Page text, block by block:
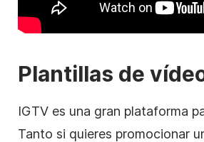
Plantillas de
IGTV es una gran plataforma
Tanto si quieres promocionar